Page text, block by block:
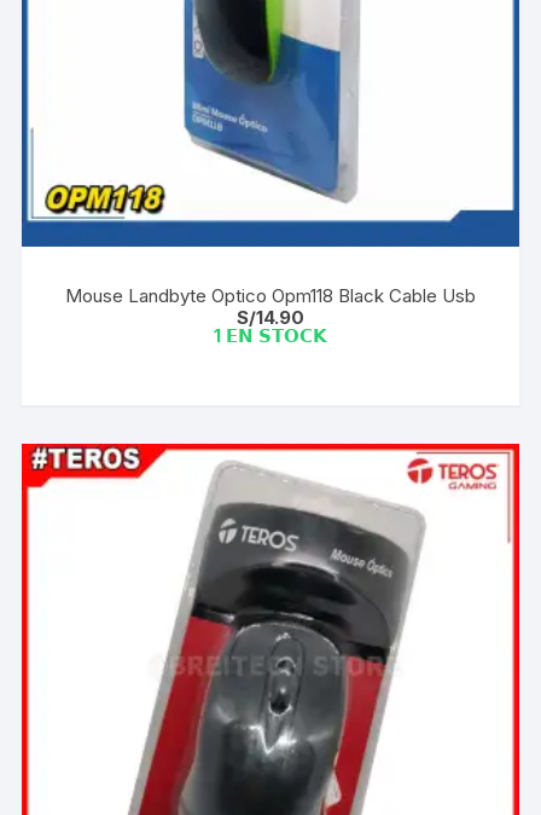
Mouse Landbyte Optico Opm118 Black Cable Usb
S/14.90
1 𝗘𝗡 𝗦𝗧𝗢𝗖𝗞